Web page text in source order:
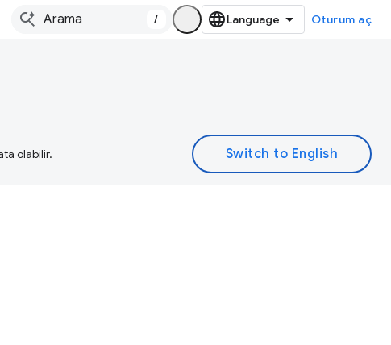
/ Oturum aç
olabilir.